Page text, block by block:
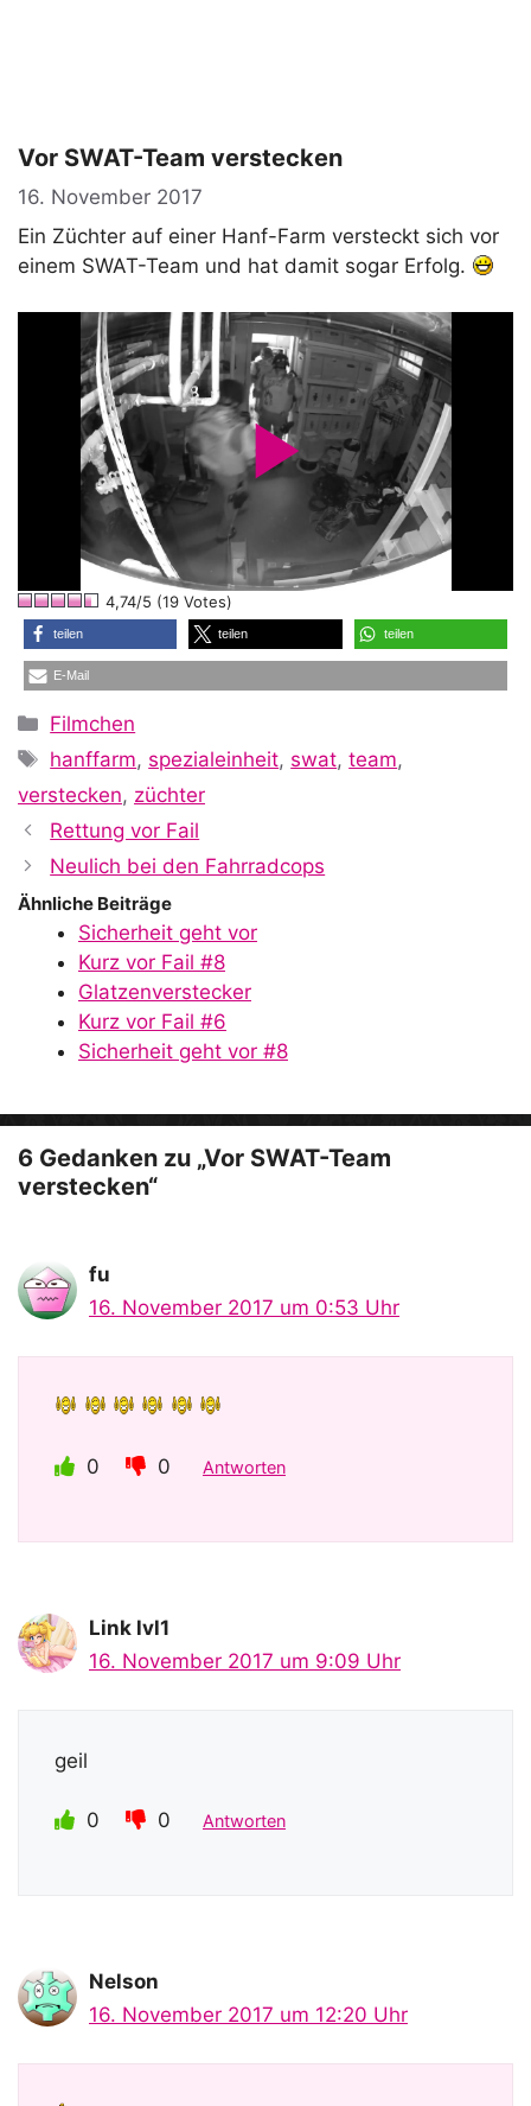
Vor SWAT-Team verstecken
16. November 2017
Ein Züchter auf einer Hanf-Farm versteckt sich vor
einem SWAT-Team und hat damit sogar Erfolg.
P
l
a
y
i
e
o
4,74/5 (19 Votes)
teilen teilen teilen
E-Mail
Kategorien
Filmchen
Schlagwörter
hanffarm, spezialeinheit, swat,team,
verstecken, züchter
Rettung vor Fail
Neulich bei den Fahrradcops
Ähnliche Beiträge
Sicherheit geht vor
Kurz vor Fail #8
Glatzenverstecker
Kurz vor Fail #6
Sicherheit geht vor #8
6 Gedanken zu „Vor SWAT-Team
verstecken“
fu
16. November 2017 um 0:53 Uhr
0 0 Antworten
Link lvl1
16. November 2017 um 9:09 Uhr
geil
0 0 Antworten
Nelson
16. November 2017 um 12:20 Uhr